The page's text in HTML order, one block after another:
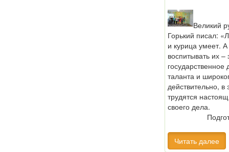
Великий
Горький писал:
и курица умеет.
воспитывать их –
таланта и
действительно,
трудятся
своего дела.
Читать далее